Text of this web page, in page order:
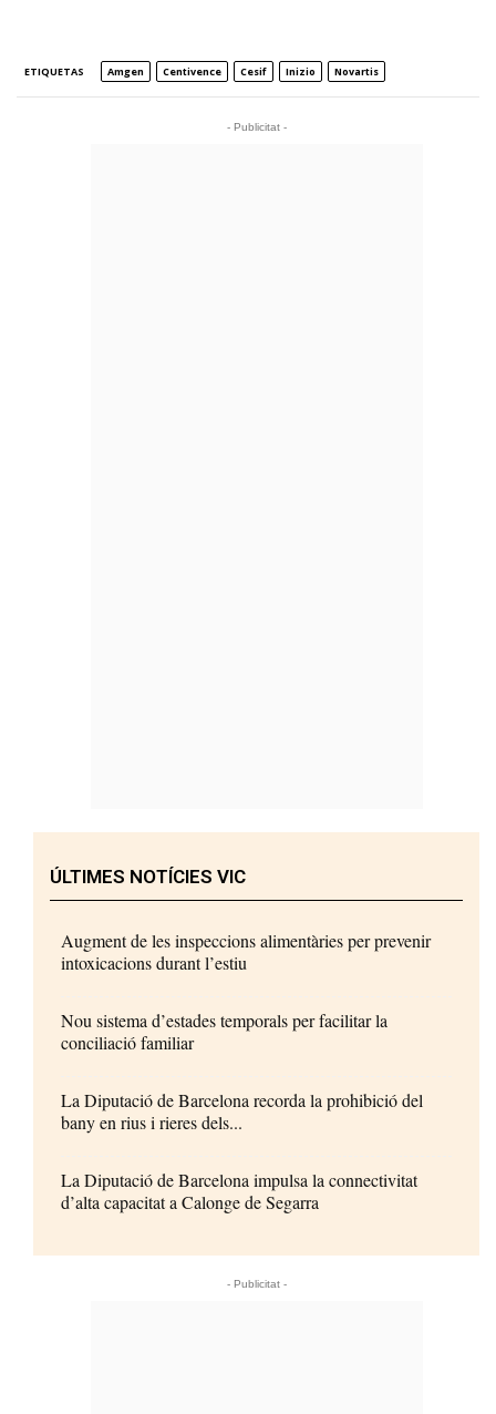
ETIQUETAS Amgen Centivence Cesif Inizio Novartis
- Publicitat -
ÚLTIMES NOTÍCIES VIC
Augment de les inspeccions alimentàries per prevenir
intoxicacions durant l’estiu
Nou sistema d’estades temporals per facilitar la
conciliació familiar
La Diputació de Barcelona recorda la prohibició del
bany en rius i rieres dels...
La Diputació de Barcelona impulsa la connectivitat
d’alta capacitat a Calonge de Segarra
- Publicitat -